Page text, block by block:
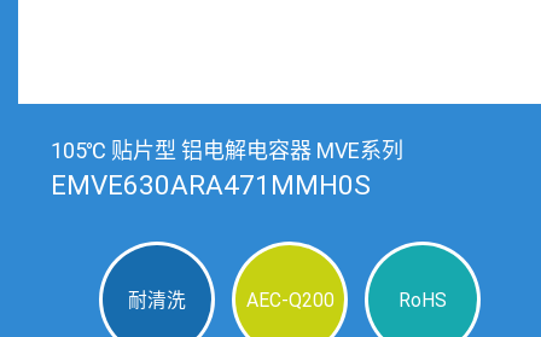
105℃ 贴片型 铝电解电容器 MVE系列
EMVE630ARA471MMH0S
耐清洗 AEC-Q200 RoHS